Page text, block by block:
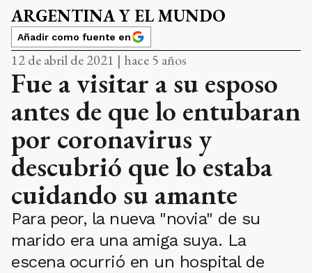
ARGENTINA Y EL MUNDO
Añadir como fuente en
12 de abril de 2021 | hace 5 años
Fue a visitar a su esposo
antes de que lo entubaran
por coronavirus y
descubrió que lo estaba
cuidando su amante
Para peor, la nueva "novia" de su
marido era una amiga suya. La
escena ocurrió en un hospital de